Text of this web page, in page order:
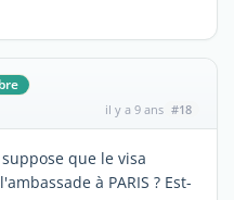
il y a 9 ans #18
que le visa
à PARIS ? Est-